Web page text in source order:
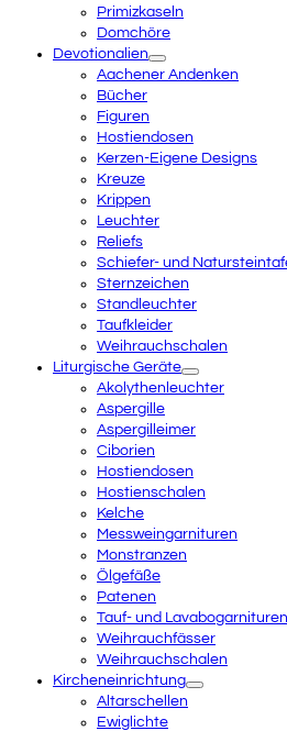
Primizkaseln
Domchöre
Devotionalien
Aachener Andenken
Bücher
Figuren
Hostiendosen
Kerzen-Eigene Designs
Kreuze
Krippen
Leuchter
Reliefs
Schiefer- und
Sternzeichen
Standleuchter
Taufkleider
Weihrauchschalen
Liturgische Geräte
Akolythenleuchter
Aspergille
Aspergilleimer
Ciborien
Hostiendosen
Hostienschalen
Kelche
Messweingarnituren
Monstranzen
Ölgefäße
Patenen
Tauf- und Lavabogarnituren
Weihrauchfässer
Weihrauchschalen
Kircheneinrichtung
Altarschellen
Ewiglichte